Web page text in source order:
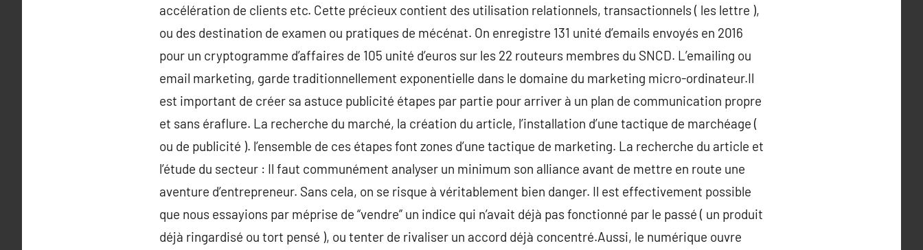
accélération de clients etc. Cette précieux contient des utilisation relationnels, transactionnels ( les lettre ),
ou des destination de examen ou pratiques de mécénat. On enregistre 131 unité d’emails envoyés en 2016
pour un cryptogramme d’affaires de 105 unité d’euros sur les 22 routeurs membres du SNCD. L’emailing ou
email marketing, garde traditionnellement exponentielle dans le domaine du marketing micro-ordinateur.Il
est important de créer sa astuce publicité étapes par partie pour arriver à un plan de communication propre
et sans éraflure. La recherche du marché, la création du article, l’installation d’une tactique de marchéage (
ou de publicité ). l’ensemble de ces étapes font zones d’une tactique de marketing. La recherche du article et
l’étude du secteur : Il faut communément analyser un minimum son alliance avant de mettre en route une
aventure d’entrepreneur. Sans cela, on se risque à véritablement bien danger. Il est effectivement possible
que nous essayions par méprise de “vendre” un indice qui n’avait déjà pas fonctionné par le passé ( un produit
déjà ringardisé ou tort pensé ), ou tenter de rivaliser un accord déjà concentré.Aussi, le numérique ouvre